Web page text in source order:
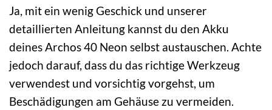
Ja, mit ein wenig Geschick und unserer
detaillierten Anleitung kannst du den Akku
deines Archos 40 Neon selbst austauschen. Achte
jedoch darauf, dass du das richtige Werkzeug
verwendest und vorsichtig vorgehst, um
Beschädigungen am Gehäuse zu vermeiden.